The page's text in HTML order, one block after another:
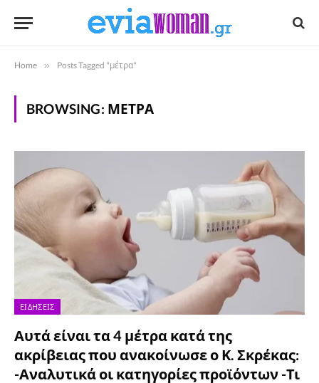
Home » Posts Tagged "μέτρα"
BROWSING: ΜΈΤΡΑ
ΕΙΔΉΣΕΙΣ
Αυτά είναι τα 4 μέτρα κατά της
ακρίβειας που ανακοίνωσε ο Κ. Σκρέκας:
-Αναλυτικά οι κατηγορίες προϊόντων -Τι